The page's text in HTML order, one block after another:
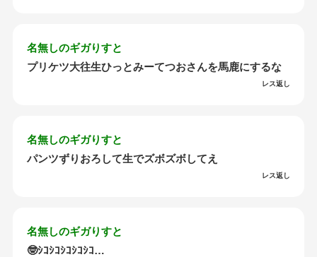
名無しのギガりすと
プリケツ大往生ひっとみーてつおさんを馬鹿にするな
レス返し
名無しのギガりすと
パンツずりおろして生でズボズボしてえ
レス返し
名無しのギガりすと
🤓ｼｺｼｺｼｺｼｺｼｺ…